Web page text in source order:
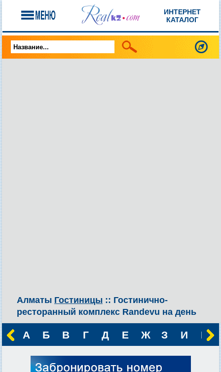
ИНТЕРНЕТ
КАТАЛОГ
Алматы Гостиницы :: Гостинично-
ресторанный комплекс Randevu на день
А Б В Г Д Е Ж З И К